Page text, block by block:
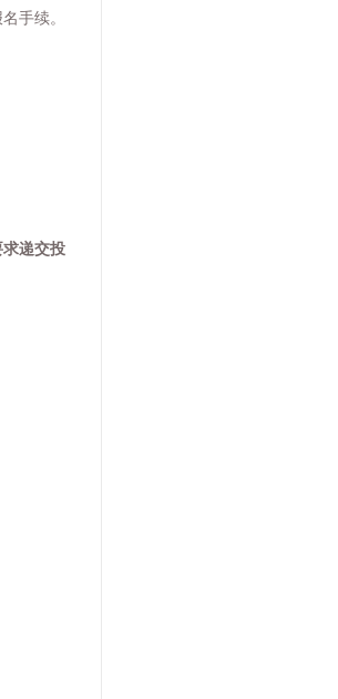
手续。
递交投